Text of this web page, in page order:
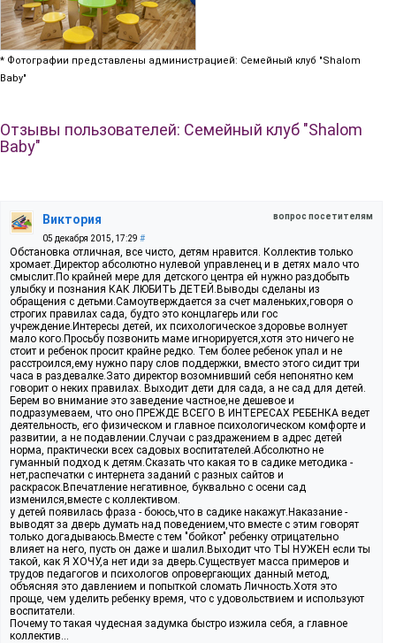
* Фотографии представлены администрацией: Семейный клуб "Shalom
Baby"
Отзывы пользователей: Семейный клуб "Shalom
Baby"
вопрос посетителям
Виктория
05 декабря 2015, 17:29 #
Обстановка отличная, все чисто, детям нравится. Коллектив только
хромает.Директор абсолютно нулевой управленец и в детях мало что
смыслит.По крайней мере для детского центра ей нужно раздобыть
улыбку и познания КАК ЛЮБИТЬ ДЕТЕЙ.Выводы сделаны из
обращения с детьми.Самоутверждается за счет маленьких,говоря о
строгих правилах сада, будто это концлагерь или гос
учреждение.Интересы детей, их психологическое здоровье волнует
мало кого.Просьбу позвонить маме игнорируется,хотя это ничего не
стоит и ребенок просит крайне редко. Тем более ребенок упал и не
расстроился,ему нужно пару слов поддержки, вместо этого сидит три
часа в раздевалке.Зато директор возомнивший себя непонятно кем
говорит о неких правилах. Выходит дети для сада, а не сад для детей.
Берем во внимание это заведение частное,не дешевое и
подразумеваем, что оно ПРЕЖДЕ ВСЕГО В ИНТЕРЕСАХ РЕБЕНКА ведет
деятельность, его физическом и главное психологическом комфорте и
развитии, а не подавлении.Случаи с раздражением в адрес детей
норма, практически всех садовых воспитателей.Абсолютно не
гуманный подход к детям.Сказать что какая то в садике методика -
нет,распечатки с интернета заданий с разных сайтов и
раскрасок.Впечатление негативное, буквально с осени сад
изменился,вместе с коллективом.
у детей появилась фраза - боюсь,что в садике накажут.Наказание -
выводят за дверь думать над поведением,что вместе с этим говорят
только догадываюсь.Вместе с тем "бойкот" ребенку отрицательно
влияет на него, пусть он даже и шалил.Выходит что ТЫ НУЖЕН если ты
такой, как Я ХОЧУ,а нет иди за дверь.Существует масса примеров и
трудов педагогов и психологов опровергающих данный метод,
объясняя это давлением и попыткой сломать Личность.Хотя это
проще, чем уделить ребенку время, что с удовольствием и используют
воспитатели.
Почему то такая чудесная задумка быстро изжила себя, а главное
коллектив...